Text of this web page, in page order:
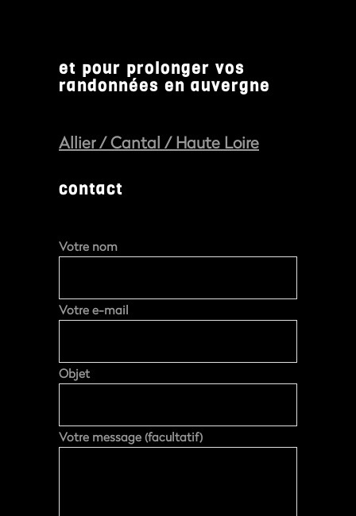
et pour prolonger vos
randonnées en auvergne
Allier/Cantal /Haute Loire
contact
Votre nom
Votre e-mail
Objet
Votre message (facultatif)